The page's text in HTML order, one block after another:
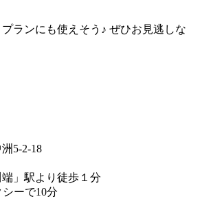
ランにも使えそう♪ ぜひお見逃しな
5-2-18
」駅より徒歩１分
ーで10分